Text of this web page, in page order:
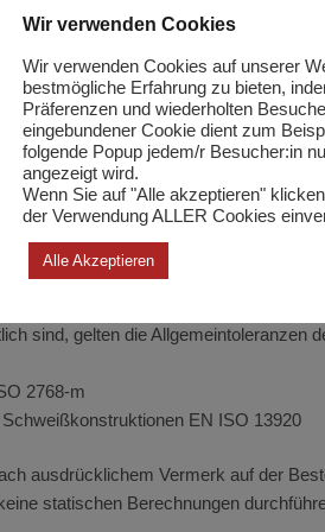
vom Käufer genehmigt, sofern
Für Verspätungen von
höherer Gewalt,
oder Versand verhindern,
Lieferverpflichtungen und berechtigen
diesen Fällen berechtigt ist, vom
sind, gelten die Allgemeintoleranzen
2768-m
EN ISO 13920
ausdrücklichem Vermerk auf der
statischen Berechnungen
Wir verwenden Cookies
Wir verwenden Cookies auf unserer
bestmögliche Erfahrung zu bieten,
Präferenzen und wiederholten
eingebundener Cookie dient zum
folgende Popup jedem/r Besucher:in
angezeigt wird.
Wenn Sie auf "Alle akzeptieren"
der Verwendung ALLER Cookies
Alle Akzeptieren